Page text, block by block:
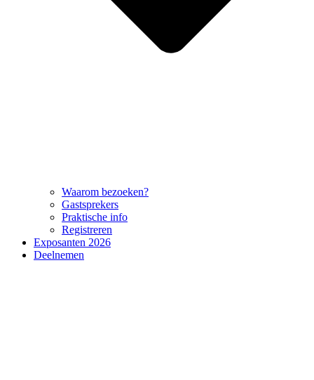
Waarom bezoeken?
Gastsprekers
Praktische info
Registreren
Exposanten 2026
Deelnemen